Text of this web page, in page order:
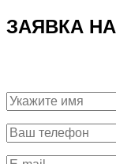
ЗАЯВКА